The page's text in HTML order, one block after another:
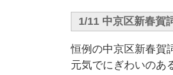
1/11 中京区新春賀
恒例の中京区新春賀
元気でにぎわいのあ